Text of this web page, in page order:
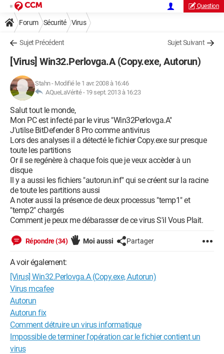
Question
Forum Sécurité Virus
Sujet Précédent Sujet Suivant
[Virus] Win32.Perlovga.A (Copy.exe, Autorun)
Stahn- Modifié le 1 avr. 2008 à 16:46
AQueLaVérité - 19 sept. 2013 à 16:23
Salut tout le monde,
Mon PC est infecté par le virus "Win32Perlovga.A"
J'utilse BitDefender 8 Pro comme antivirus
Lors des analyses il a détecté le fichier Copy.exe sur presque
toute les partitions
Or il se regénère à chaque fois que je veux accèder à un
disque
Il y a aussi les fichiers "autorun.inf" qui se créent sur la racine
de toute les partitions aussi
A noter aussi la présence de deux processus "temp1" et
"temp2" chargés
Comment je peux me débarasser de ce virus S'il Vous Plait.
Répondre (34) Moi aussi Partager
A voir également:
[Virus] Win32.Perlovga.A (Copy.exe, Autorun)
Virus mcafee
Autorun
Autorun fix
Comment détruire un virus informatique
Impossible de terminer l'opération car le fichier contient un
virus